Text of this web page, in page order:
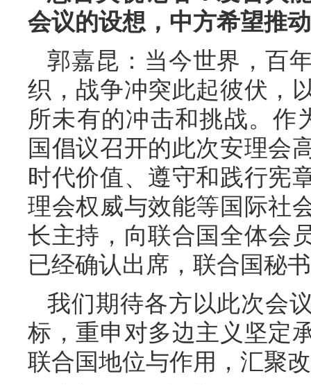
会议的设想，中方希望推
郭嘉昆：当今世界，百
织，战争冲突此起彼伏，
所未有的冲击和挑战。作
国倡议召开的此次安理会
时代价值、遵守和践行宪
理会权威与效能等国际社
长主持，向联合国全体会
已经确认出席，联合国秘
我们期待各方以此次会
标，重申对多边主义坚定
联合国地位与作用，汇聚